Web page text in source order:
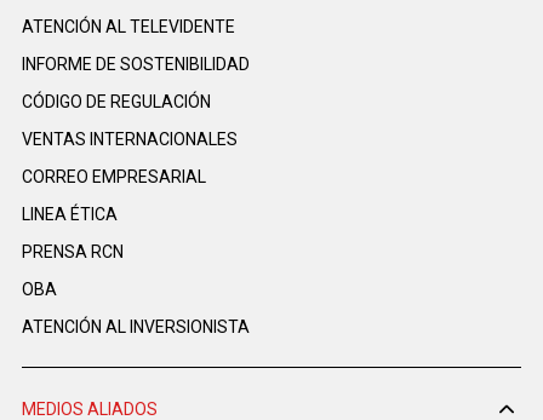
ATENCIÓN AL TELEVIDENTE
INFORME DE SOSTENIBILIDAD
CÓDIGO DE REGULACIÓN
VENTAS INTERNACIONALES
CORREO EMPRESARIAL
LINEA ÉTICA
PRENSA RCN
OBA
ATENCIÓN AL INVERSIONISTA
MEDIOS ALIADOS